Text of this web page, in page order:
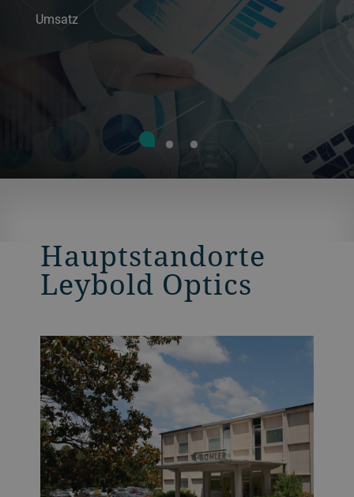
Umsatz
Hauptstandorte
Leybold Optics